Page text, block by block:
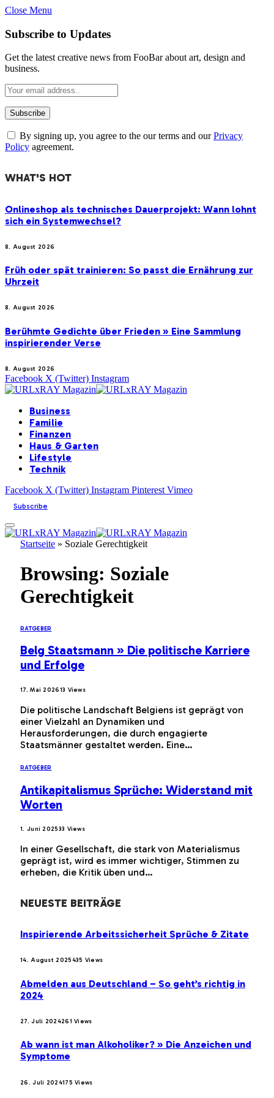
Close Menu
Subscribe to Updates
Get the latest creative news from FooBar about art, design and
business.
By signing up, you agree to the our terms and ourPrivacy
Policy agreement.
WHAT'S HOT
Onlineshop als technisches Dauerprojekt: Wann lohnt
sich ein Systemwechsel?
8. August 2026
Früh oder spät trainieren: So passt die Ernährung zur
Uhrzeit
8. August 2026
Berühmte Gedichte über Frieden » Eine Sammlung
inspirierender Verse
8. August 2026
Facebook X (Twitter) Instagram
Business
Familie
Finanzen
Haus & Garten
Lifestyle
Technik
Facebook X (Twitter) Instagram Pinterest Vimeo
Subscribe
Startseite » Soziale Gerechtigkeit
Browsing: Soziale
Gerechtigkeit
RATGEBER
Belg Staatsmann » Die politische Karriere
und Erfolge
17. Mai 202613 Views
Die politische Landschaft Belgiens ist geprägt von
einer Vielzahl an Dynamiken und
Herausforderungen, die durch engagierte
Staatsmänner gestaltet werden. Eine…
RATGEBER
Antikapitalismus Sprüche: Widerstand mit
Worten
1. Juni 202533 Views
In einer Gesellschaft, die stark von Materialismus
geprägt ist, wird es immer wichtiger, Stimmen zu
erheben, die Kritik üben und…
NEUESTE BEITRÄGE
Inspirierende Arbeitssicherheit Sprüche & Zitate
14. August 2025435 Views
Abmelden aus Deutschland – So geht’s richtig in
2024
27. Juli 2024261Views
Ab wann ist man Alkoholiker? » Die Anzeichen und
Symptome
26. Juli 2024175Views